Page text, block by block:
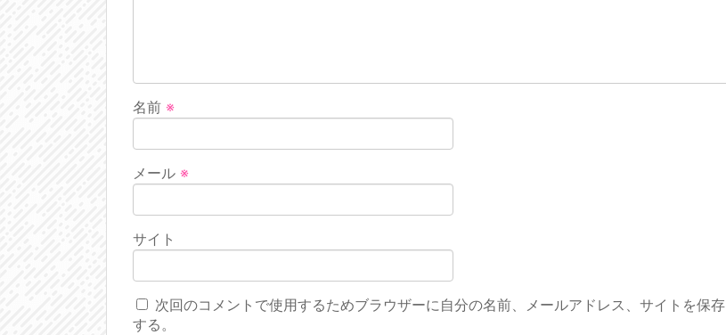
名前 ※
メール ※
サイト
次回のコメントで使用するためブラウザーに自分の名前、メールアドレス、サイトを保存
する。